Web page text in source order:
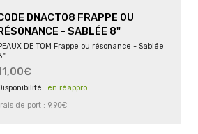
DNACT08 FRAPPE OU
- SABLÉE 8"
DE TOM Frappe ou résonance - Sablée
en réappro.
de port : 9,90€